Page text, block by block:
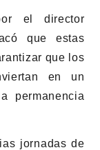
el director
que estas
que los
en un
permanencia
jornadas de